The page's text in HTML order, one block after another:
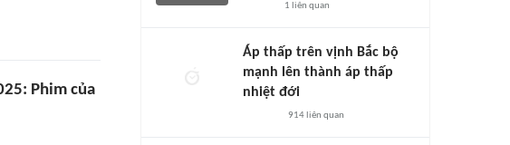
Phim của
1 liên quan
Áp thấp trên vịnh Bắc bộ
mạnh lên thành áp thấp
nhiệt đới
914 liên quan